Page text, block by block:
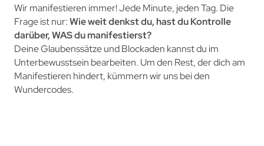
Wir manifestieren immer! Jede Minute, jeden Tag. Die
Frage ist nur:Wie weit denkst du, hast du Kontrolle
darüber, WAS du manifestierst?
Deine Glaubenssätze und Blockaden kannst du im
Unterbewusstsein bearbeiten. Um den Rest, der dich am
Manifestieren hindert, kümmern wir uns bei den
Wundercodes.